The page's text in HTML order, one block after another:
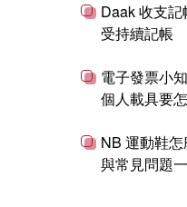
Daak 收支
受持續記帳
電子發票小
個人載具要
NB 運動鞋
與常見問題